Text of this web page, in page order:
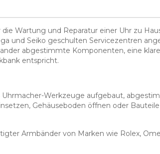
Wartung und Reparatur einer Uhr zu
und Seiko geschulten Servicezentren
abgestimmte Komponenten, eine klare
entspricht.
Werkzeuge aufgebaut,
Gehäuseboden öffnen oder
Armbänder von Marken wie Rolex,